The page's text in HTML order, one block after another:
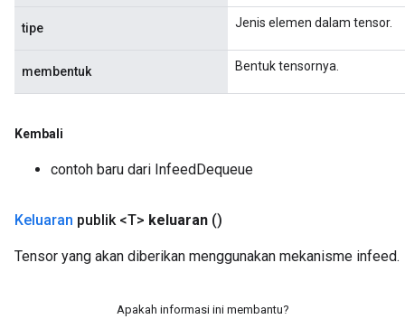
tipe Jenis elemen dalam tensor.
membentuk Bentuk tensornya.
Kembali
contoh baru dari InfeedDequeue
Keluaran publik <T> keluaran ()
Tensor yang akan diberikan menggunakan mekanisme infeed.
Apakah informasi ini membantu?